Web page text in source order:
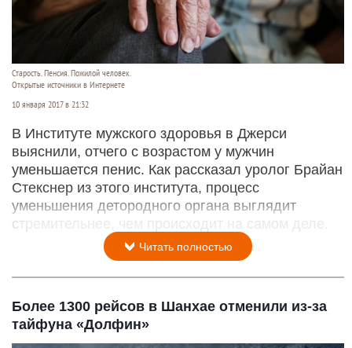
Старость. Пенсия. Пожилой человек.
Открытые источники в Интернете
10 января 2017 в 21:32
В Институте мужского здоровья в Джерси
выяснили, отчего с возрастом у мужчин
уменьшается пенис. Как рассказал уролог Брайан
Стекснер из этого института, процесс
уменьшения детородного органа выглядит
стремительнее, чем происходит на самом деле.
Читать полностью
Более 1300 рейсов в Шанхае отменили из-за
тайфуна «Долфин»